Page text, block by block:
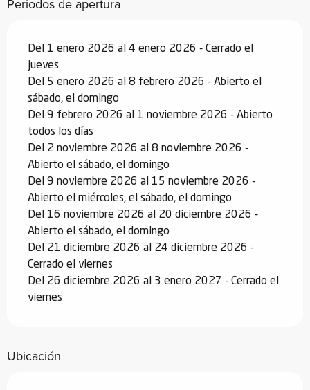
Periodos de apertura
Del 1 enero 2026 al 4 enero 2026 - Cerrado el
jueves
Del 5 enero 2026 al 8 febrero 2026 - Abierto el
sábado, el domingo
Del 9 febrero 2026 al 1 noviembre 2026 - Abierto
todos los días
Del 2 noviembre 2026 al 8 noviembre 2026 -
Abierto el sábado, el domingo
Del 9 noviembre 2026 al 15 noviembre 2026 -
Abierto el miércoles, el sábado, el domingo
Del 16 noviembre 2026 al 20 diciembre 2026 -
Abierto el sábado, el domingo
Del 21 diciembre 2026 al 24 diciembre 2026 -
Cerrado el viernes
Del 26 diciembre 2026 al 3 enero 2027 - Cerrado el
viernes
Ubicación